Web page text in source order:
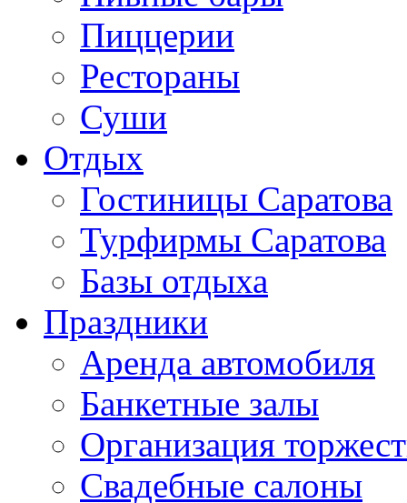
Пиццерии
Рестораны
Суши
Отдых
Гостиницы Саратова
Турфирмы Саратова
Базы отдыха
Праздники
Аренда автомобиля
Банкетные залы
Организация
Свадебные салоны